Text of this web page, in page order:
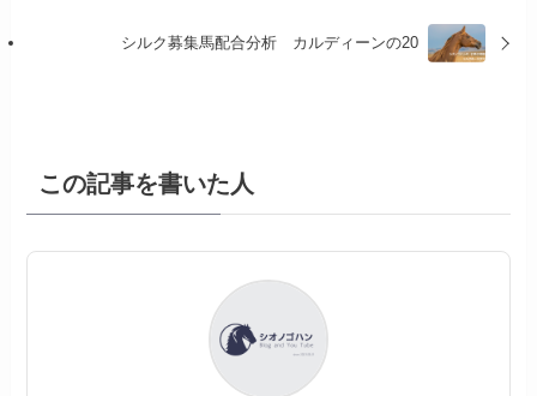
シルク募集馬配合分析 カルディーンの20
この記事を書いた人